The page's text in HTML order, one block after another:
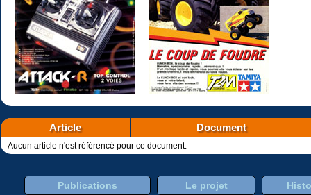
Article Document
Aucun article n'est référencé pour ce document.
Publications Le projet